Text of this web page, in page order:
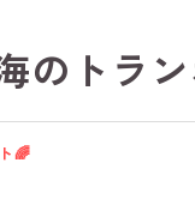
のトラ
🌈